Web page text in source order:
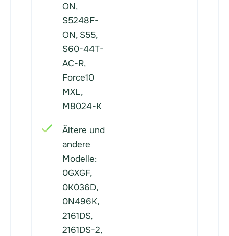
ON,
S5248F-
ON, S55,
S60-44T-
AC-R,
Force10
MXL,
M8024-K
Ältere und
andere
Modelle:
0GXGF,
0K036D,
0N496K,
2161DS,
2161DS-2,